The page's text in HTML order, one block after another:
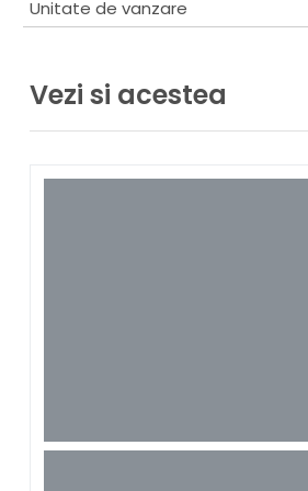
Unitate de vanzare
Vezi si acestea